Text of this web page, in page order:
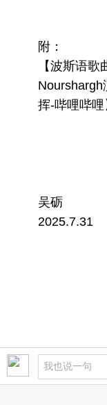
附：
【波斯语
Nourshargh
挥-哔哩哔哩
吴砺
2025.7.31